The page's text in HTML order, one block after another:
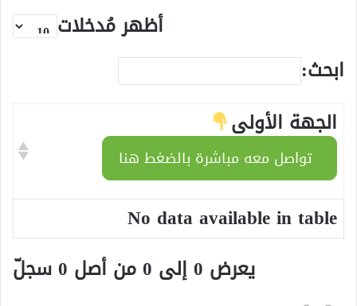
أظهر مُدخلات
ابحث:
الجهة الأولى
تواصل معه مباشرة بالضغط هنا
No data available in table
يعرض 0 إلى 0 من أصل 0 سجلّ